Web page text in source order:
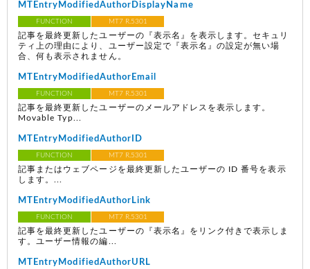
MTEntryModifiedAuthorDisplayName
FUNCTION MT7 R.5301
記事を最終更新したユーザーの『表示名』を表示します。セキュリ
ティ上の理由により、ユーザー設定で『表示名』の設定が無い場
合、何も表示されません。
MTEntryModifiedAuthorEmail
FUNCTION MT7 R.5301
記事を最終更新したユーザーのメールアドレスを表示します。
Movable Typ...
MTEntryModifiedAuthorID
FUNCTION MT7 R.5301
記事またはウェブページを最終更新したユーザーの ID 番号を表示
します。...
MTEntryModifiedAuthorLink
FUNCTION MT7 R.5301
記事を最終更新したユーザーの『表示名』をリンク付きで表示しま
す。ユーザー情報の編...
MTEntryModifiedAuthorURL